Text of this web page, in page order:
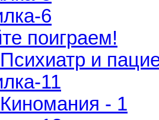
6
поиграем!
и
11
- 1